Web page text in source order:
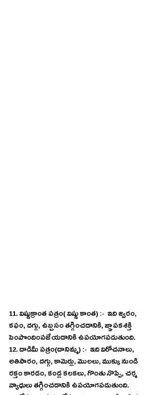
11. విష్ణుక్రాంత పత్రం( విష్ణు కాంత) :-  ఇది జ్వరం,
కఫం, దగ్గు, ఉబ్బసం తగ్గించడానికి, జ్ఞాపకశక్తి
పెంపొందింపజేయడానికి ఉపయోగపడుతుంది.
12. దాడిమీ పత్రం(దానిమ్మ) :-  ఇది విరోచనాలు,
అతిసారం, దగ్గు, కామెర్లు, మొలలు, ముక్కు నుండి
రక్తం కారడం, కండ్ల కలకలు, గొంతు నొప్పి, చర్మ
వ్యాధులు తగ్గించడానికి ఉపయోగపడుతుంది.